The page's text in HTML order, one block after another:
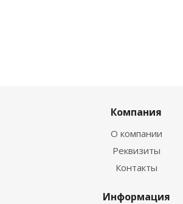
Компания
О компании
Реквизиты
Контакты
Информация